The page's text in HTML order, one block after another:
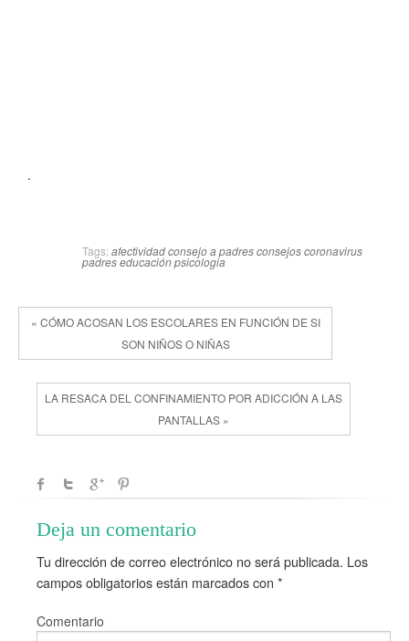
.
Tags: afectividadconsejo a padresconsejos coronavirus
padreseducaciónpsicologia
« CÓMO ACOSAN LOS ESCOLARES EN FUNCIÓN DE SI
SON NIÑOS O NIÑAS
LA RESACA DEL CONFINAMIENTO POR ADICCIÓN A LAS
PANTALLAS »
Deja un comentario
Tu dirección de correo electrónico no será publicada. Los
campos obligatorios están marcados con *
Comentario